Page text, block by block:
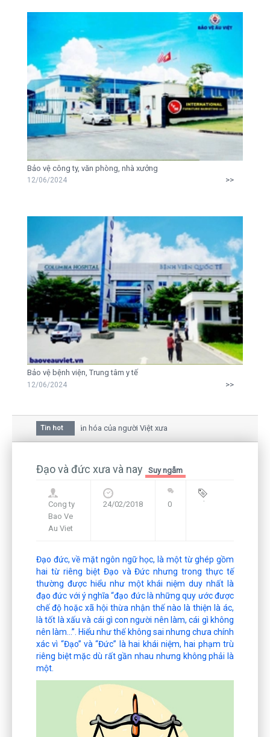
Bảo vệ công ty, văn phòng, nhà xưởng
12/06/2024 >>
Bảo vệ bệnh viện, Trung tâm y tế
12/06/2024 >>
Tin hot
hoa mai trong văn hóa của người Việt xưa
giữa bức thư gửi mẹ của người... tử tù và của CEO
Đạo và đức xưa và nay Suy ngẫm
Cong ty
Bao Ve
Au Viet
24/02/2018 0 Blog
Đạo đức, về mặt ngôn ngữ học, là một từ ghép gồm
hai từ riêng biệt Đạo và Đức nhưng trong thực tế
thường được hiểu như một khái niệm duy nhất là
đạo đức với ý nghĩa “đạo đức là những quy ước được
chế độ hoặc xã hội thừa nhận thế nào là thiện là ác,
là tốt là xấu và cái gì con người nên làm, cái gì không
nên làm…”. Hiểu như thế không sai nhưng chưa chính
xác vì “Đạo” và “Đức” là hai khái niệm, hai phạm trù
riêng biệt mặc dù rất gần nhau nhưng không phải là
một.